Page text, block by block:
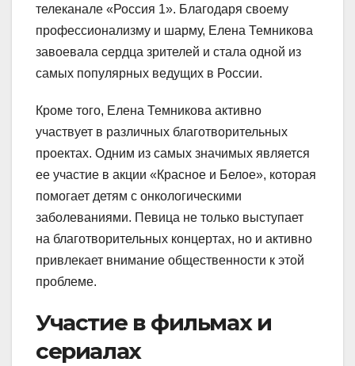
телеканале «Россия 1». Благодаря своему
профессионализму и шарму, Елена Темникова
завоевала сердца зрителей и стала одной из
самых популярных ведущих в России.
Кроме того, Елена Темникова активно
участвует в различных благотворительных
проектах. Одним из самых значимых является
ее участие в акции «Красное и Белое», которая
помогает детям с онкологическими
заболеваниями. Певица не только выступает
на благотворительных концертах, но и активно
привлекает внимание общественности к этой
проблеме.
Участие в фильмах и
сериалах